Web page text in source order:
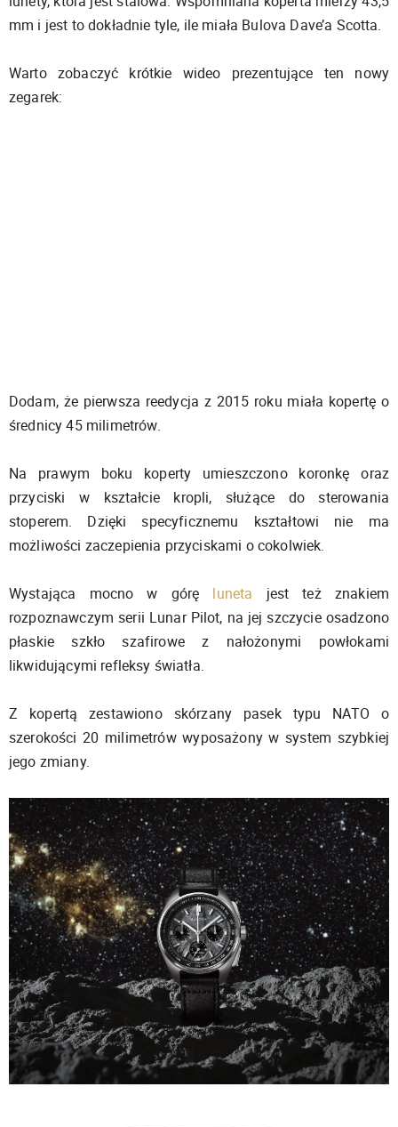
mm i jest to dokładnie tyle, ile miała Bulova Dave’a Scotta.
Warto zobaczyć krótkie wideo prezentujące ten nowy
zegarek:
Dodam, że pierwsza reedycja z 2015 roku miała kopertę o
średnicy 45 milimetrów.
Na prawym boku koperty umieszczono koronkę oraz
przyciski w kształcie kropli, służące do sterowania
stoperem. Dzięki specyficznemu kształtowi nie ma
możliwości zaczepienia przyciskami o cokolwiek.
Wystająca mocno w górę luneta jest też znakiem
rozpoznawczym serii Lunar Pilot, na jej szczycie osadzono
płaskie szkło szafirowe z nałożonymi powłokami
likwidującymi refleksy światła.
Z kopertą zestawiono skórzany pasek typu NATO o
szerokości 20 milimetrów wyposażony w system szybkiej
jego zmiany.